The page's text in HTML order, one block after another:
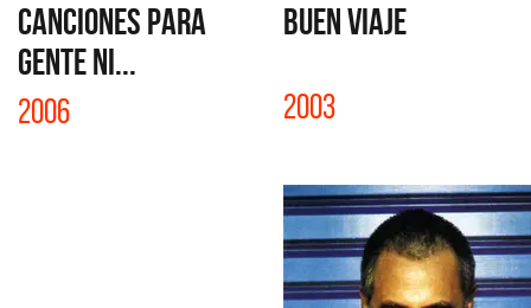
CANCIONES PARA
GENTE NI...
2006
BUEN VIAJE
2003